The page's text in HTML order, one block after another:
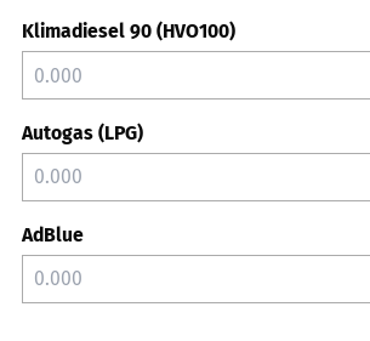
Klimadiesel 90 (HVO100)
Autogas (LPG)
AdBlue